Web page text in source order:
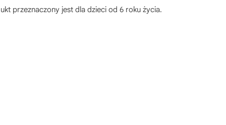
przeznaczony jest dla dzieci od 6 roku życia.